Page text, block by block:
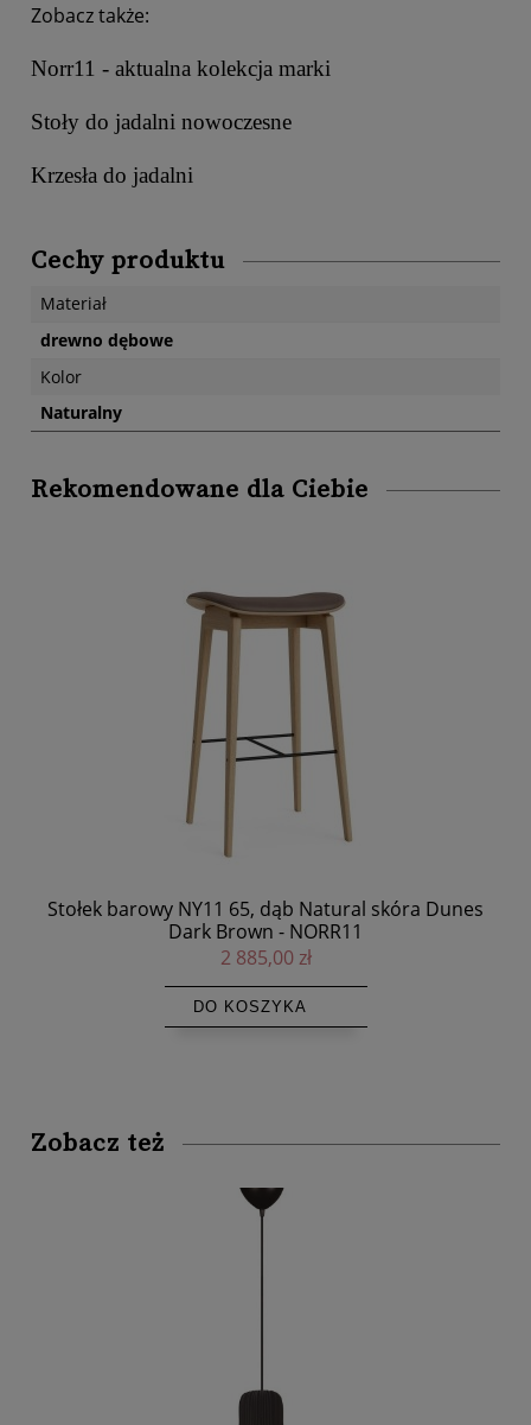
Zobacz także:
Norr11 - aktualna kolekcja marki
Stoły do jadalni nowoczesne
Krzesła do jadalni
Cechy produktu
Materiał
drewno dębowe
Kolor
Naturalny
Rekomendowane dla Ciebie
Stołek barowy NY11 65, dąb Natural skóra Dunes
Dark Brown - NORR11
2 885,00 zł
DO KOSZYKA
Zobacz też